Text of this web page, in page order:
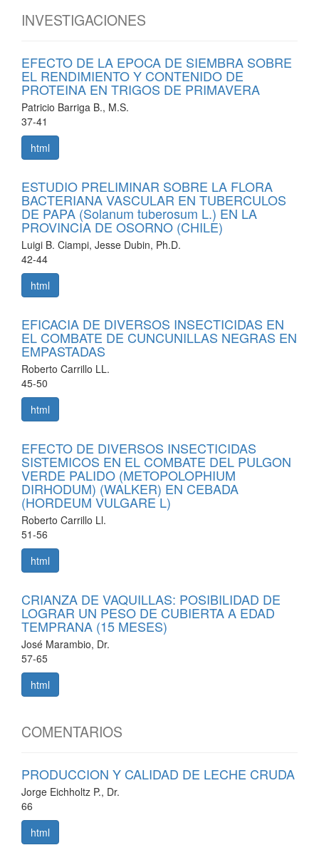
INVESTIGACIONES
EFECTO DE LA EPOCA DE SIEMBRA SOBRE
EL RENDIMIENTO Y CONTENIDO DE
PROTEINA EN TRIGOS DE PRIMAVERA
Patricio Barriga B., M.S.
37-41
html
ESTUDIO PRELIMINAR SOBRE LA FLORA
BACTERIANA VASCULAR EN TUBERCULOS
DE PAPA (Solanum tuberosum L.) EN LA
PROVINCIA DE OSORNO (CHILE)
Luigi B. Ciampi, Jesse Dubin, Ph.D.
42-44
html
EFICACIA DE DIVERSOS INSECTICIDAS EN
EL COMBATE DE CUNCUNILLAS NEGRAS EN
EMPASTADAS
Roberto Carrillo LL.
45-50
html
EFECTO DE DIVERSOS INSECTICIDAS
SISTEMICOS EN EL COMBATE DEL PULGON
VERDE PALIDO (METOPOLOPHIUM
DIRHODUM) (WALKER) EN CEBADA
(HORDEUM VULGARE L)
Roberto Carrillo Ll.
51-56
html
CRIANZA DE VAQUILLAS: POSIBILIDAD DE
LOGRAR UN PESO DE CUBIERTA A EDAD
TEMPRANA (15 MESES)
José Marambio, Dr.
57-65
html
COMENTARIOS
PRODUCCION Y CALIDAD DE LECHE CRUDA
Jorge Eichholtz P., Dr.
66
html